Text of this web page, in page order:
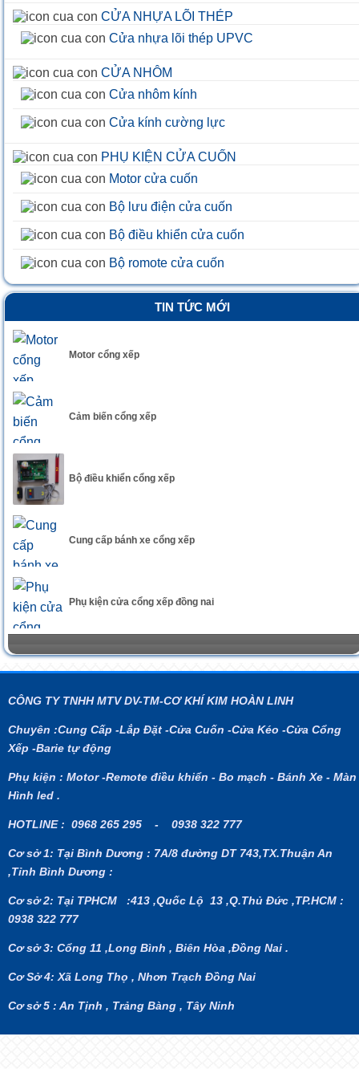
CỬA NHỰA LÕI THÉP
Cửa nhựa lõi thép UPVC
CỬA NHÔM
Cửa nhôm kính
Cửa kính cường lực
PHỤ KIỆN CỬA CUỐN
Motor cửa cuốn
Bộ lưu điện cửa cuốn
Bộ điều khiển cửa cuốn
Bộ romote cửa cuốn
TIN TỨC MỚI
Motor cổng xếp
Cảm biến cổng xếp
Bộ điều khiển cổng xếp
Cung cấp bánh xe cổng xếp
Phụ kiện cửa cổng xếp đồng nai
CÔNG TY TNHH MTV DV-TM-CƠ KHÍ KIM HOÀN LINH
Chuyên :Cung Cấp -Lắp Đặt -Cửa Cuốn -Cửa Kéo -Cửa Cổng
Xếp -Barie tự động
Phụ kiện : Motor -Remote điều khiển - Bo mạch - Bánh Xe - Màn
Hình led .
HOTLINE : 0968 265 295 - 0938 322 777
Cơ sở 1: Tại Bình Dương : 7A/8 đường DT 743,TX.Thuận An
,Tỉnh Bình Dương :
Cơ sở 2: Tại TPHCM
:413 ,Quốc Lộ 13 ,Q.Thủ Đức ,TP.HCM :
0938 322 777
Cơ sở 3: Cổng 11 ,Long Bình , Biên Hòa ,Đồng Nai .
Cơ Sở 4: Xã Long Thọ , Nhơn Trạch Đồng Nai
Cơ sở 5 : An Tịnh , Trảng Bàng , Tây Ninh